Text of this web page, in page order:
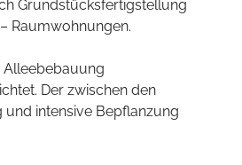
Grundstücksfertigstellung
Raumwohnungen.
Alleebebauung
Der zwischen den
intensive Bepflanzung